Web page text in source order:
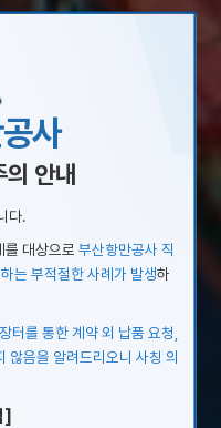
사
의 안내
다.
를 대상으로부산항만공사 직
는 부적절한 사례가 발생하
터를 통한 계약 외 납품 요청,
않음을 알려드리오니 사칭 의
]